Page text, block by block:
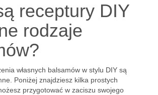
receptury DIY
rodzaje
własnych balsamów w stylu DIY są
Poniżej znajdziesz kilka prostych
przygotować w zaciszu swojego